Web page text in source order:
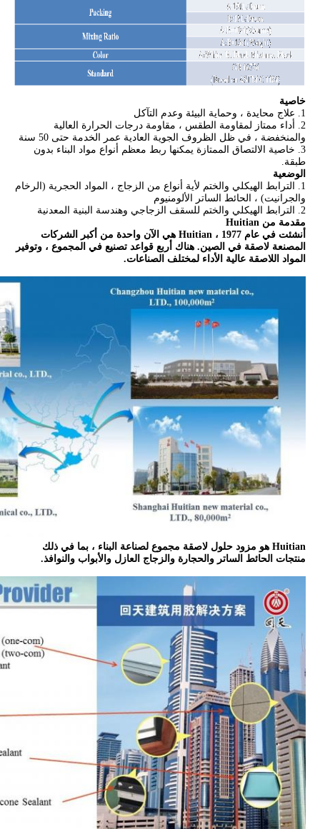
خاصية
1. علاج محايدة ، وحماية البيئة وعدم التآكل
2. أداء ممتاز لمقاومة الطقس ، مقاومة درجات الحرارة العالية
والمنخفضة ، في ظل الظروف الجوية العادية عمر الخدمة حتى 50 سنة
3. خاصية الالتصاق الممتازة يمكنها ربط معظم أنواع مواد البناء بدون
طبقة.
الوضعية
1. الترابط الهيكلي والختم لأية أنواع من الزجاج ، المواد الحجرية (الرخام
والجرانيت) ، الحائط الساتر الألومنيوم
2. الترابط الهيكلي والختم للسقف الزجاجي وهندسة البنية المعدنية
مقدمة من Huitian
أنشئت في عام 1977 ، Huitian هي الآن واحدة من أكبر الشركات
المصنعة لاصقة في الصين. هناك أربع قواعد تصنيع في المجموع ، وتوفير
المواد اللاصقة عالية الأداء لمختلف الصناعات.
Huitian هو مزود حلول لاصقة مجموع لصناعة البناء ، بما في ذلك
منتجات الحائط الساتر والحجارة والزجاج العازل والأبواب والنوافذ.